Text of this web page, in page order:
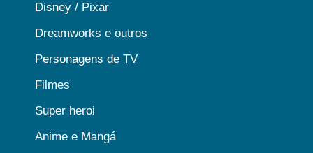
Disney / Pixar
Dreamworks e outros
Personagens de TV
Filmes
Super heroi
Anime e Mangá